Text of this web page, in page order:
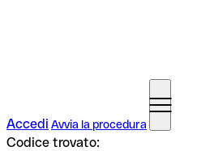
Accedi Avvia la procedura
Codice trovato: